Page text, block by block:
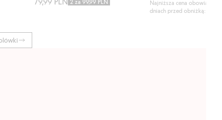
Najniższa cena
dniach przed obniżką: 79,99